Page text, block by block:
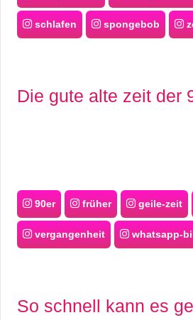
schlafen spongebob
Die gute alte zeit der
90er früher geile-zeit
vergangenheit whatsapp-
So schnell kann es